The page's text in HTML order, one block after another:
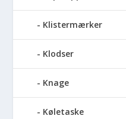
Klistermærker
Klodser
Knage
Køletaske